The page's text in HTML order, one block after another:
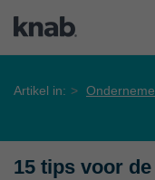
Artikel in:
15 tips voor